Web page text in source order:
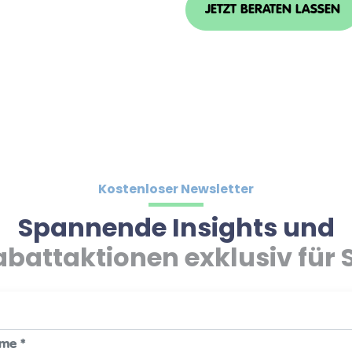
JETZT BERATEN LASSEN
Kostenloser Newsletter
Spannende Insights und
exklusiv für